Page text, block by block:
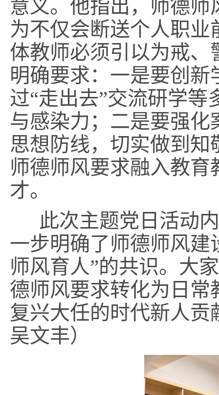
意义。他指出，师德
为不仅会断送个人职
体教师必须引以为戒
明确要求：一是要创
过“走出去”交流研学
与感染力；二是要强
思想防线，切实做到
师德师风要求融入教
才。
此次主题党日活动
一步明确了师德师风建
师风育人”的共识。大
德师风要求转化为日
复兴大任的时代新人
吴文丰）